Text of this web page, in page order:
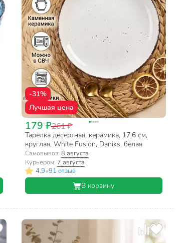
-31%
Лучшая цена
179 ₽261 ₽
Тарелка десертная, керамика, 17.6 см,
круглая, White Fusion, Daniks, белая
Самовывоз:8 августа
Курьером: 7 августа
4.9•91 отзыв
В корзину